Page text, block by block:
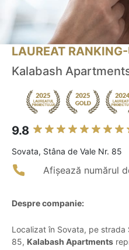
LAUREAT
Kalabash
9.8
Sovata, Stâna de Vale Nr. 85
Afișează numărul
Despre companie:
Localizat în Sovata, pe strada
85, Kalabash Apartments